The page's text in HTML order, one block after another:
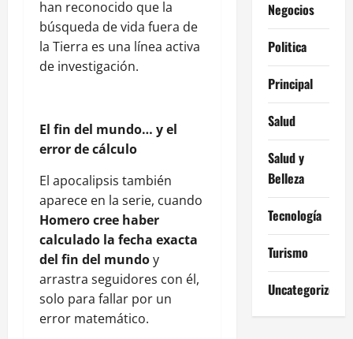
han reconocido que la
búsqueda de vida fuera de
la Tierra es una línea activa
de investigación.
El fin del mundo… y el
error de cálculo
El apocalipsis también
aparece en la serie, cuando
Homero cree haber
calculado la fecha exacta
del fin del mundoy
arrastra seguidores con él,
solo para fallar por un
error matemático.
Negocios
Politica
Principal
Salud
Salud y
Belleza
Tecnología
Turismo
Uncategorized